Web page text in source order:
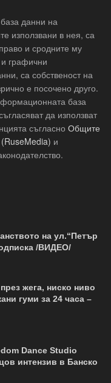
данни на
използвани в нея, са
и сродните му
графични
са собственост на
е посочено друго.
база
да използват
съгласно Общите
и
на ул.“Петър
/ВИДЕО/
жега, ниско ниво
гуми за 24 часа –
Dance Studio
интензив в Банско